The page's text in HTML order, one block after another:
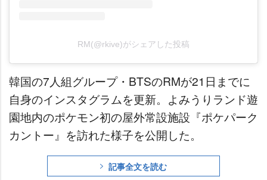
RM(@rkive)がシェアした投稿
韓国の7人組グループ・BTSのRMが21日までに
自身のインスタグラムを更新。よみうりランド遊
園地内のポケモン初の屋外常設施設『ポケパーク
カントー』を訪れた様子を公開した。
記事全文を読む